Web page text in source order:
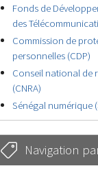
Fonds de
des
Commission de
personnelles (CDP)
Conseil national de
(CNRA)
Sénégal numérique
Navigation